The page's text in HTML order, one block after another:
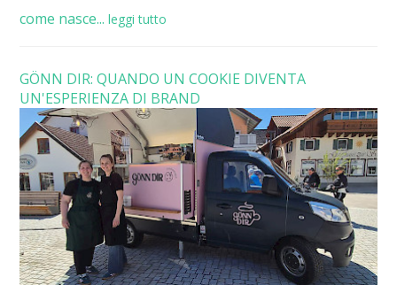
come nasce... leggi tutto
GÖNN DIR: QUANDO UN COOKIE DIVENTA
UN'ESPERIENZA DI BRAND